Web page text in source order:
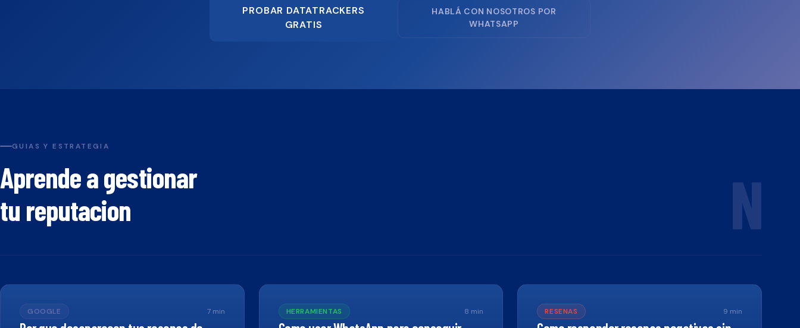
PROBAR DATATRACKERS
GRATIS
HABLÁ CON NOSOTROS POR
WHATSAPP
GUIAS Y ESTRATEGIA
Aprende a gestionar
tu reputacion
N
GOOGLE 7min HERRAMIENTAS 8 min RESENAS 9 min